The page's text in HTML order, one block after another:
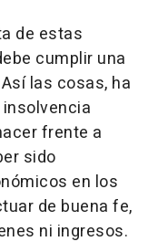
de estas
cumplir una
las cosas, ha
frente a
sido
en los
de buena fe,
ni ingresos.